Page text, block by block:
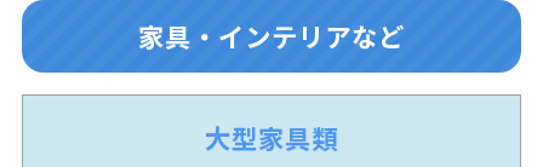
家具・インテリアなど
大型家具類